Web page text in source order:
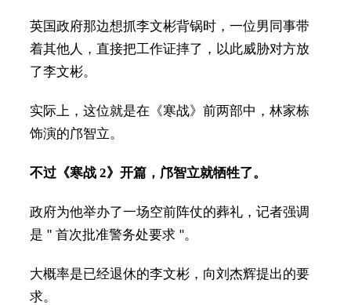
英国政府那边想抓李文彬背锅时，一位男同事带
着其他人，直接把工作证摔了，以此威胁对方放
了李文彬。
实际上，这位就是在《寒战》前两部中，林家栋
饰演的邝智立。
不过《寒战 2》开篇，邝智立就牺牲了。
政府为他举办了一场空前阵仗的葬礼，记者强调
是 " 首次批准警务处要求 "。
大概率是已经退休的李文彬，向刘杰辉提出的要
求。